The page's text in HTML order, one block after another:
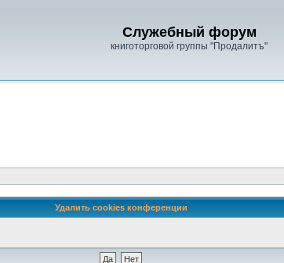
Служебный форум
книготорговой группы "Продалитъ"
Удалить cookies конференции